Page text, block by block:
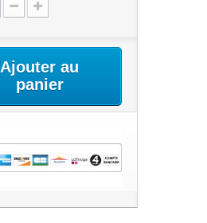
Ajouter au
panier